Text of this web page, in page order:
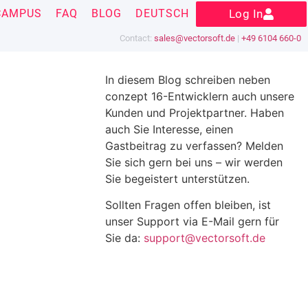
Contact: sales@vectorsoft.de | +49 6104 660-0
FAQ BLOG DEUTSCH Log In
In diesem Blog schreiben neben
conzept 16-Entwicklern auch unsere
Kunden und Projektpartner. Haben
auch Sie Interesse, einen
Gastbeitrag zu verfassen? Melden
Sie sich gern bei uns – wir werden
Sie begeistert unterstützen.
Sollten Fragen offen bleiben, ist
unser Support via E-Mail gern für
Sie da: support@vectorsoft.de